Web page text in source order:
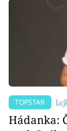
TOPSTAR
Hádanka: